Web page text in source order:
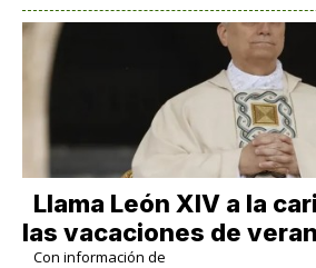
Llama León XIV a la
las vacaciones de
Con información de